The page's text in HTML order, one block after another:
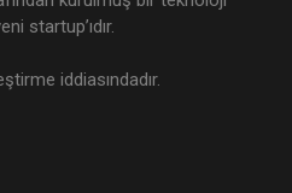
startup’ıdır.
iddiasındadır.